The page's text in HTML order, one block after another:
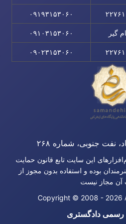
۰۹۱۹۳۱۵۳۰۶۰
گیر ۰۹۱۰۳۱۵۳۰۶۰
۰۹۰۲۳۱۵۳۰۶۰
نفت جنوبی، شماره ۲۶۸
این سایت تابع قانون حمایت
بوده و استفاده بدون مجوز از
آن مجاز نیست
Copyright © 2008 - 2026
دادگستری